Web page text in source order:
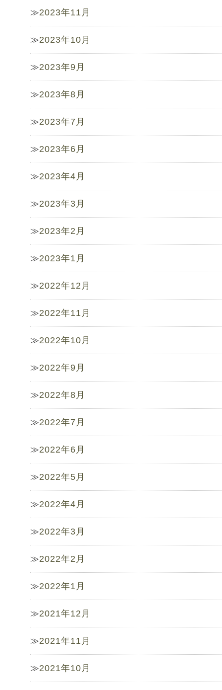
2023年11月
2023年10月
2023年9月
2023年8月
2023年7月
2023年6月
2023年4月
2023年3月
2023年2月
2023年1月
2022年12月
2022年11月
2022年10月
2022年9月
2022年8月
2022年7月
2022年6月
2022年5月
2022年4月
2022年3月
2022年2月
2022年1月
2021年12月
2021年11月
2021年10月